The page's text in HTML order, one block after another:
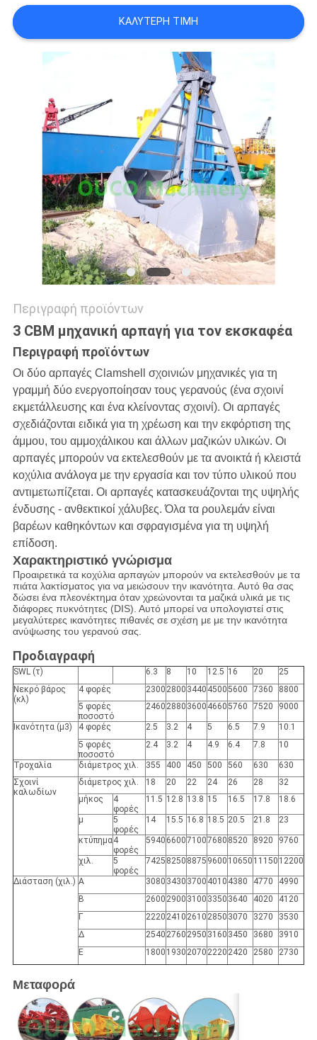
ΥΠΟΘΈΣΕΙΣ
SITEMAP
ΠΟΛΙΤΙΚΉ
ΑΠΟΡΡΉΤΟΥ
ΚΑΛΎΤΕΡΗ ΤΙΜΉ
Περιγραφή προϊόντων
3 CBM μηχανική αρπαγή για τον εκσκαφέα
Περιγραφή προϊόντων
Οι δύο αρπαγές Clamshell σχοινιών μηχανικές για τη
γραμμή δύο ενεργοποίησαν τους γερανούς (ένα σχοινί
εκμετάλλευσης και ένα κλείνοντας σχοινί). Οι αρπαγές
σχεδιάζονται ειδικά για τη χρέωση και την εκφόρτιση της
άμμου, του αμμοχάλικου και άλλων μαζικών υλικών. Οι
αρπαγές μπορούν να εκτελεσθούν με τα ανοικτά ή κλειστά
κοχύλια ανάλογα με την εργασία και τον τύπο υλικού που
αντιμετωπίζεται. Οι αρπαγές κατασκευάζονται της υψηλής
ένδυσης - ανθεκτικοί χάλυβες. Όλα τα ρουλεμάν είναι
βαρέων καθηκόντων και σφραγισμένα για τη υψηλή
επίδοση.
Χαρακτηριστικό γνώρισμα
Προαιρετικά τα κοχύλια αρπαγών μπορούν να εκτελεσθούν με τα
πιάτα λακτίσματος για να μειώσουν την ικανότητα. Αυτό θα σας
δώσει ένα πλεονέκτημα όταν χρεώνονται τα μαζικά υλικά με τις
διάφορες πυκνότητες (DIS). Αυτό μπορεί να υπολογιστεί στις
μεγαλύτερες ικανότητες πιθανές σε σχέση με με την ικανότητα
ανύψωσης του γερανού σας.
Προδιαγραφή
SWL (τ) 6.3 8 10 12.5 16 20
25
Νεκρό βάρος
(κλ)
4 φορές 2300 2800 3440 45005600 7360
8800
5 φορές
ποσοστό
2460 2880 3600 46605760 7520 9000
Ικανότητα (μ3) 4 φορές 2.5 3.2 4 5 6.5 7.9
10.1
5 φορές
ποσοστό
2.4 3.2 4 4.9 6.4 7.8 10
Τροχαλία διάμετρος χιλ. 355 400 450 500 560 630
630
Σχοινί
καλωδίων
διάμετρος χιλ. 18 20 22 24 26 28
32
μήκος
4
φορές
11.5 12.8 13.8 15 16.5 17.8 18.6
μ
5
φορές
14 15.5 16.8 18.5 20.5 21.8 23
κτύπημα4
φορές
5940 660071007680 8520 8920 9760
χιλ.
5
φορές
7425 8250 8875 9600 10650 11150 12200
Διάσταση (χιλ.) Α 3080 3430 3700 4010 4380 4770
4990
Β
2600 2900 3100 3350 3640 4020
4120
Γ
2220 2410 2610 2850 3070 3270
3530
Δ
2540 2760 2950 3160 3450 3680
3910
Ε
1800 1930 2070 2220 2420 2580 2730
Μεταφορά